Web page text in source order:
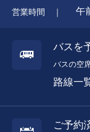
営業時間 ｜ 午
バスを
バスの空
路線一
ご予約